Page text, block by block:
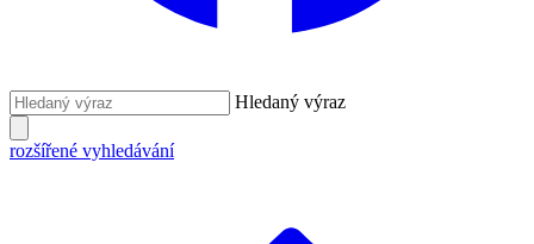
Hledaný výraz
rozšířené vyhledávání